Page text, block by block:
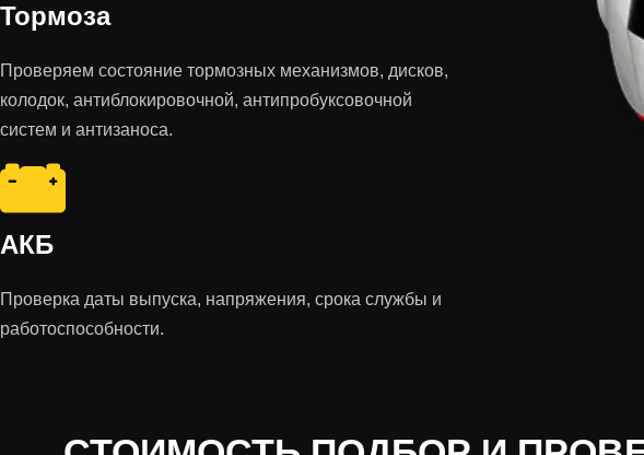
Тормоза
Проверяем состояние тормозных механизмов, дисков,
колодок, антиблокировочной, антипробуксовочной
систем и антизаноса.
АКБ
Проверка даты выпуска, напряжения, срока службы и
работоспособности.